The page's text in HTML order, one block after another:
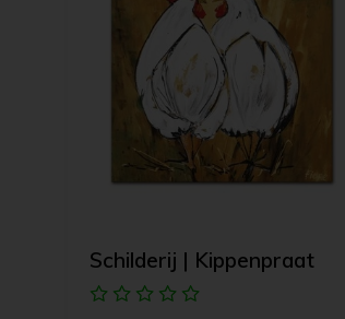
Schilderij | Kippenpraat